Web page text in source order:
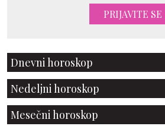
PRIJAVITE SE
Dnevni horoskop
Nedeljni horoskop
Mesečni horoskop